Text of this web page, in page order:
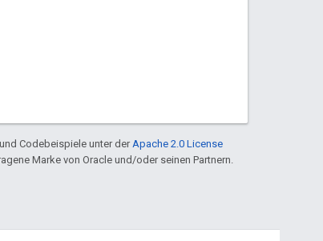
und Codebeispiele unter der Apache 2.0 License
Marke von Oracle und/oder seinen Partnern.